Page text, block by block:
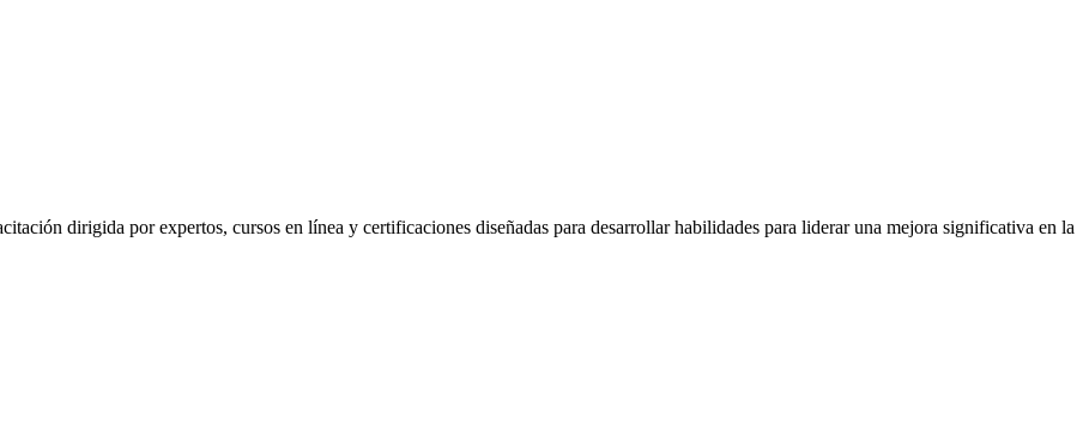
dirigida por expertos, cursos en línea y certificaciones diseñadas para desarrollar habilidades para liderar una mejora significativa en la